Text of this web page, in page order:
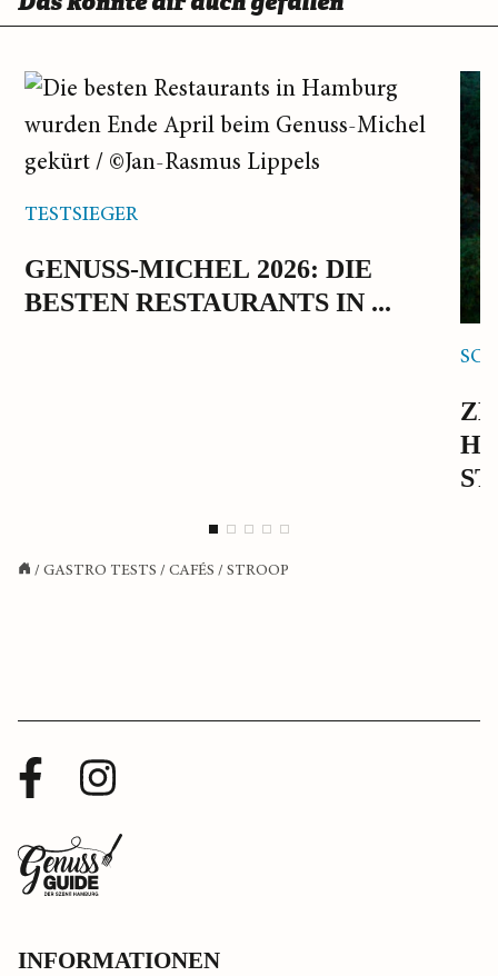
TESTSIEGER
GENUSS-MICHEL 2026: DIE
BESTEN RESTAURANTS IN ...
/ GASTRO TESTS / CAFÉS / STROOP
Facebook
Profil
Instagram
Zurück
zur
INFORMATIONEN